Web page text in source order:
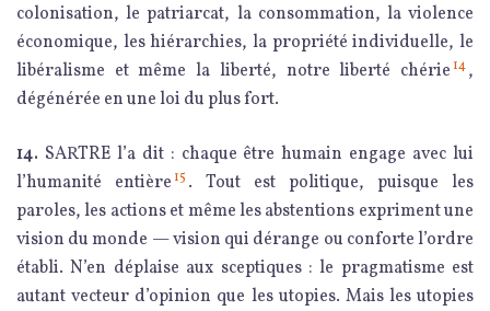
colonisation, le patriarcat, la consommation, la violence
économique, les hiérarchies, la propriété individuelle, le
libéralisme et même la liberté, notre liberté chérie 14,
dégénérée en une loi du plus fort.
14. SARTRE l’a dit : chaque être humain engage avec lui
l’humanité entière 15 . Tout est politique, puisque les
paroles, les actions et même les abstentions expriment une
vision du monde — vision qui dérange ou conforte l’ordre
établi. N’en déplaise aux sceptiques : le pragmatisme est
autant vecteur d’opinion que les utopies. Mais les utopies